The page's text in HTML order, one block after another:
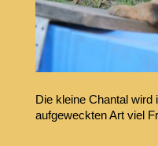
Die kleine Chantal wird
aufgeweckten Art viel